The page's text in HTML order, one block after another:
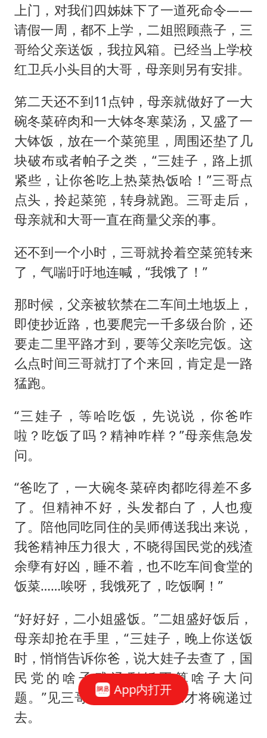
上门，对我们四姊妹下了一道死命令——
请假一周，都不上学，二姐照顾燕子，三
哥给父亲送饭，我拉风箱。已经当上学校
红卫兵小头目的大哥，母亲则另有安排。
笫二天还不到11点钟，母亲就做好了一大
碗冬菜碎肉和一大钵冬寒菜汤，又盛了一
大钵饭，放在一个菜篼里，周围还垫了几
块破布或者帕子之类，“三娃子，路上抓
紧些，让你爸吃上热菜热饭哈！”三哥点
点头，拎起菜篼，转身就跑。三哥走后，
母亲就和大哥一直在商量父亲的事。
还不到一个小时，三哥就拎着空菜篼转来
了，气喘吁吁地连喊，“我饿了！”
那时候，父亲被软禁在二车间土地坂上，
即使抄近路，也要爬完一千多级台阶，还
要走二里平路才到，要等父亲吃完饭。这
么点时间三哥就打了个来回，肯定是一路
猛跑。
“三娃子，等哈吃饭，先说说，你爸咋
啦？吃饭了吗？精神咋样？”母亲焦急发
问。
“爸吃了，一大碗冬菜碎肉都吃得差不多
了。但精神不好，头发都白了，人也瘦
了。陪他同吃同住的吴师傅送我出来说，
我爸精神压力很大，不晓得国民党的残渣
余孽有好凶，睡不着，也不吃车间食堂的
饭菜……唉呀，我饿死了，吃饭啊！”
“好好好，二小姐盛饭。”二姐盛好饭后，
母亲却抢在手里，“三娃子，晚上你送饭
时，悄悄告诉你爸，说大娃子去查了，国
民党的啥子残汤剩饭不算啥子大问
题。”见三哥猛点头后，母亲才将碗递过
去。
App内打开